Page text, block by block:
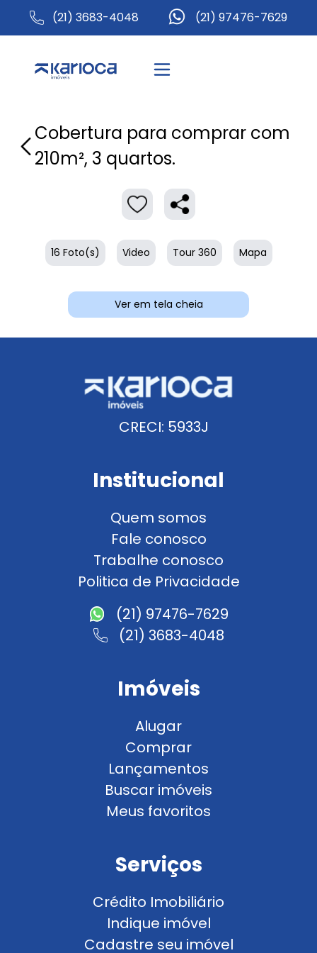
(21) 3683-4048 (21) 97476-7629
Cobertura para comprar com
210m², 3 quartos.
16 Foto(s) Video Tour 360 Mapa
Ver em tela cheia
CRECI: 5933J
Institucional
Quem somos
Fale conosco
Trabalhe conosco
Politica de Privacidade
(21) 97476-7629
(21) 3683-4048
Imóveis
Alugar
Comprar
Lançamentos
Buscar imóveis
Meus favoritos
Serviços
Crédito Imobiliário
Indique imóvel
Cadastre seu imóvel